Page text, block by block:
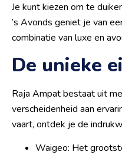
Je kunt kiezen om te
’s Avonds geniet je van
combinatie van luxe en
De unieke
Raja Ampat bestaat uit
verscheidenheid aan
vaart, ontdek je de
Waigeo: Het